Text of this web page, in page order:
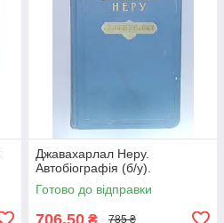
Джавахарлал Неру.
Автобіографія (б/у).
Готово до відправки
706,50 ₴ 785 ₴